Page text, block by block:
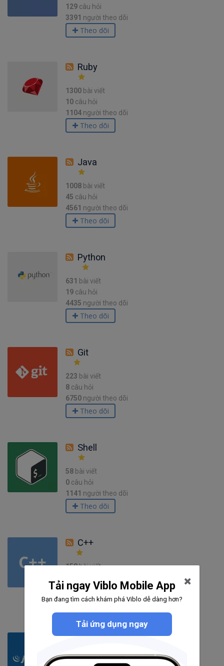
129 câu hỏi
3391 người theo dõi
Theo dõi
Ruby
1300 bài viết
10 câu hỏi
1104 người theo dõi
Theo dõi
Java
1008 bài viết
45 câu hỏi
4561 người theo dõi
Theo dõi
Python
631 bài viết
19 câu hỏi
4435 người theo dõi
Theo dõi
Git
223 bài viết
8 câu hỏi
6750 người theo dõi
Theo dõi
Shell
58 bài viết
0 câu hỏi
1141 người theo dõi
Theo dõi
C++
158bài viết
2996người theo dõi
Theo dõi
jQuery
232bài viết
Tải ngay Viblo Mobile App
Bạn đang tìm cách khám phá Viblo dễ dàng hơn?
Tải ứng dụng ngay